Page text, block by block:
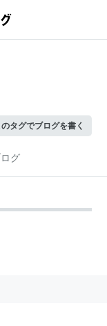
のタグでブログを書く
グ